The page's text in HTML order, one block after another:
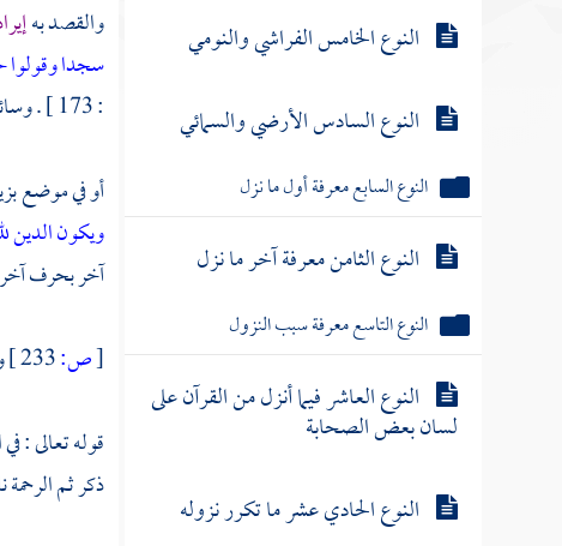
النوع الخامس الفراشي والنومي
النوع السادس الأرضي والسمائي
النوع السابع معرفة أول ما نزل
النوع الثامن معرفة آخر ما نزل
النوع التاسع معرفة سبب النزول
النوع العاشر فيما أنزل من القرآن على
لسان بعض الصحابة
النوع الحادي عشر ما تكرر نزوله
والقصد به
سجدا
: 173 ] . وسائر القرآن :
أو في موضع
ويكون الدين
آخر بحرف آخر
[ص:
قوله تعالى : في
ذكر ثم